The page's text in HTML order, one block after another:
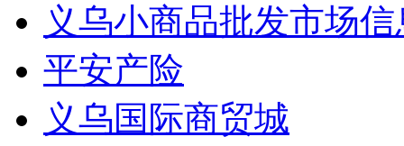
义乌小商品批发市场
平安产险
义乌国际商贸城